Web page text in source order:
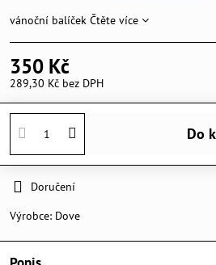
vánoční balíček Čtěte více
350 Kč
289,30 Kč bez DPH
Do
Doručení
Výrobce: Dove